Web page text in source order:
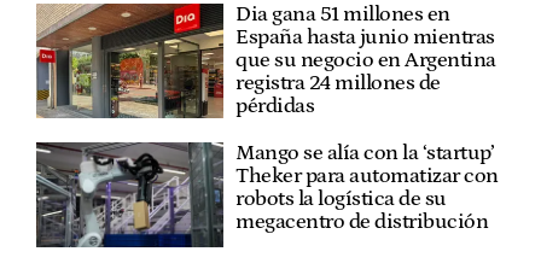
Dia gana 51 millones en
España hasta junio mientras
que su negocio en Argentina
registra 24 millones de
pérdidas
Mango se alía con la ‘startup’
Theker para automatizar con
robots la logística de su
megacentro de distribución